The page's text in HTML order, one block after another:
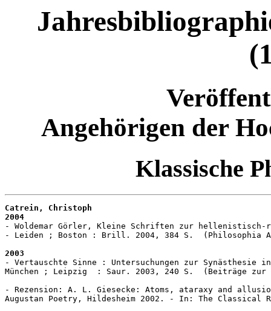
Angehörigen der
Klassische
Catrein, Christoph
2004
- Woldemar Görler, Kleine Schriften zur
- Leiden ; Boston : Brill. 2004, 384 S.  (Philosophia
2003
- Vertauschte Sinne : Untersuchungen zur
München ; Leipzig  : Saur. 2003, 240 S.  (Beiträge zur
- Rezension: A. L. Giesecke: Atoms, ataraxy and
Augustan Poetry, Hildesheim 2002. - In: The Classical